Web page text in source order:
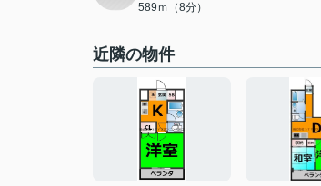
589ｍ（8分）
近隣の物件